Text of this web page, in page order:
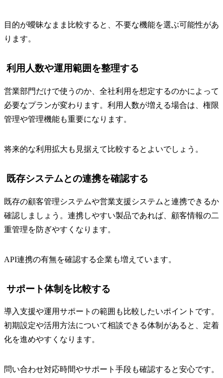
目的が曖昧なまま比較すると、不要な機能を選ぶ可能性があ
ります。
利用人数や運用範囲を整理する
営業部門だけで使うのか、全社利用を想定するのかによって
必要なプランが変わります。利用人数が増える場合は、権限
管理や管理機能も重要になります。
将来的な利用拡大も見据えて比較するとよいでしょう。
既存システムとの連携を確認する
既存の顧客管理システムや営業支援システムと連携できるか
確認しましょう。連携しやすい製品であれば、顧客情報の二
重管理を防ぎやすくなります。
API連携の有無を確認する企業も増えています。
サポート体制を比較する
導入支援や運用サポートの範囲も比較したいポイントです。
初期設定や活用方法について相談できる体制があると、定着
化を進めやすくなります。
問い合わせ対応時間やサポート手段も確認すると安心です。